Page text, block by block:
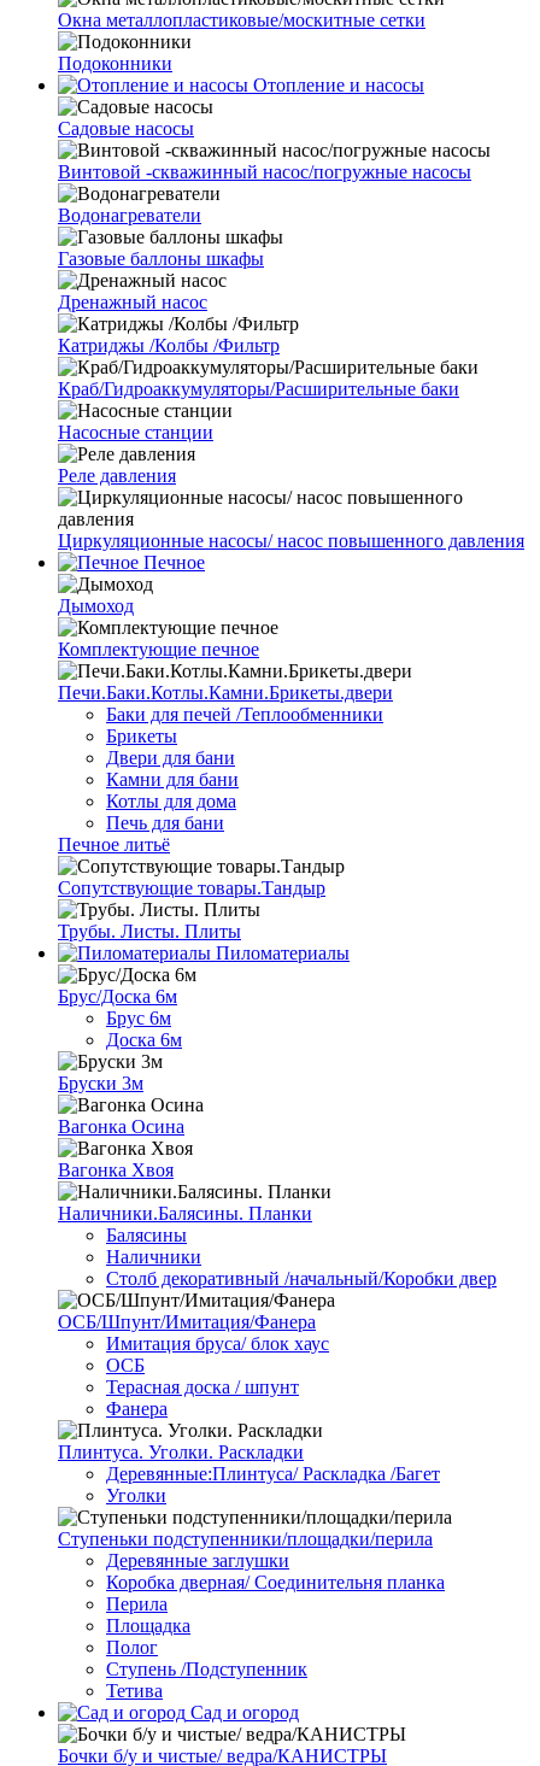
Окна металлопластиковые/москитные сетки
Подоконники
Отопление и насосы
Cадовые насосы
Винтовой -скважинный насос/погружные насосы
Водонагреватели
Газовые баллоны шкафы
Дренажный насос
Катриджы /Колбы /Фильтр
Краб/Гидроаккумуляторы/Расширительные баки
Насосные станции
Реле давления
Циркуляционные насосы/ насос повышенного давления
Печное
Дымоход
Комплектующие печное
Печи.Баки.Котлы.Камни.Брикеты.двери
Баки для печей /Теплообменники
Брикеты
Двери для бани
Камни для бани
Котлы для дома
Печь для бани
Печное литьё
Сопутствующие товары.Тандыр
Трубы. Листы. Плиты
Пиломатериалы
Брус/Доска 6м
Брус 6м
Доска 6м
Бруски 3м
Вагонка Осина
Вагонка Хвоя
Наличники.Балясины. Планки
Балясины
Наличники
Столб декоративный /начальный/Коробки двер
ОСБ/Шпунт/Имитация/Фанера
Имитация бруса/ блок хаус
ОСБ
Терасная доска / шпунт
Фанера
Плинтуса. Уголки. Раскладки
Деревянные:Плинтуса/ Раскладка /Багет
Уголки
Ступеньки подступенники/площадки/перила
Деревянные заглушки
Коробка дверная/ Соединительня планка
Перила
Площадка
Полог
Ступень /Подступенник
Тетива
Сад и огород
Бочки б/у и чистые/ ведра/КАНИСТРЫ